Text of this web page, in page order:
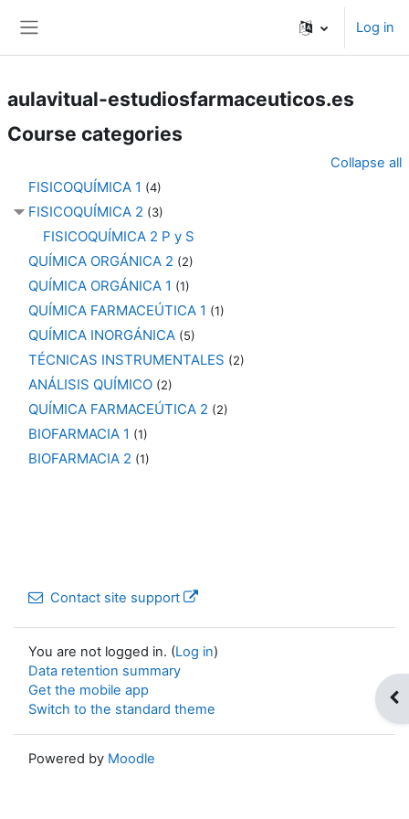
Log in
aulavitual-estudiosfarmaceuticos.es
Course categories
Collapse all
FISICOQUÍMICA 1 (4)
FISICOQUÍMICA 2 (3)
FISICOQUÍMICA 2 P y S
QUÍMICA ORGÁNICA 2 (2)
QUÍMICA ORGÁNICA 1 (1)
QUÍMICA FARMACEÚTICA 1 (1)
QUÍMICA INORGÁNICA (5)
TÉCNICAS INSTRUMENTALES (2)
ANÁLISIS QUÍMICO (2)
QUÍMICA FARMACEÚTICA 2 (2)
BIOFARMACIA 1 (1)
BIOFARMACIA 2 (1)
Contact site support
You are not logged in. (Log in)
Data retention summary
Get the mobile app
Switch to the standard theme
Powered by Moodle